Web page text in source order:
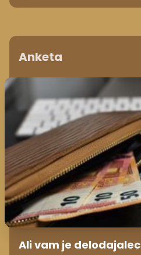
Anketa
Ali vam je